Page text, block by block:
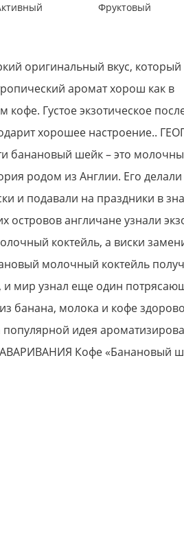
Фруктовый
оригинальный вкус, который
аромат хорош как в
Густое экзотическое
хорошее настроение..
шейк – это
родом из Англии. Его
и подавали на праздники в
островов англичане узнали
коктейль, а виски
молочный коктейль
и мир узнал еще один
банана, молока и кофе
идея
Кофе «Банановый